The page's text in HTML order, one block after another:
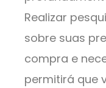
Realizar
sobre suas
compra e
permitirá que